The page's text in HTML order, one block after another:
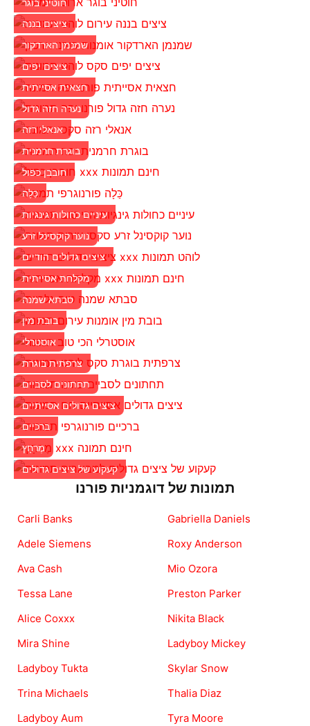
ציצים בננה
שמנמן הארדקור
ציצים יפים
חצאית אסייתית
נערה חזה גדול
אנאלי רזה
בוגרת חרמנית
חובבן כפול
כַּלָה
עיניים כחולות גינגיות
נוער קוקסינל זרע
ציצים גדולים הודיים
מקלחת אסייתית
סבתא שמנה
בובת מין
אוסטרלי
צרפתית בוגרת
תחתונים לסביים
ציצים גדולים אסייתיים
ברכיים
מֶרחָץ
קעקוע של ציצים גדולים
תמונות של דוגמניות פורנו
Carli Banks
Adele Siemens
Ava Cash
Tessa Lane
Alice Coxxx
Mira Shine
Ladyboy Tukta
Trina Michaels
Ladyboy Aum
Gabriella Daniels
Roxy Anderson
Mio Ozora
Preston Parker
Nikita Black
Ladyboy Mickey
Skylar Snow
Thalia Diaz
Tyra Moore